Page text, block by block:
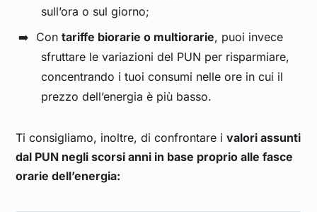
Dicembre 2022
Novembre 2022 0,224
Ottobre 2022
Settembre 2022 0,429
Agosto 2022
sull’ora o sul giorno;
Con tariffe biorarie o multiorarie, puoi invece
sfruttare le variazioni del PUN per risparmiare,
concentrando i tuoi consumi nelle ore in cui il
prezzo dell’energia è più basso.
Ti consigliamo, inoltre, di confrontare ivalori assunti
dal PUN negli scorsi anni in base proprio alle fasce
orarie dell’energia: